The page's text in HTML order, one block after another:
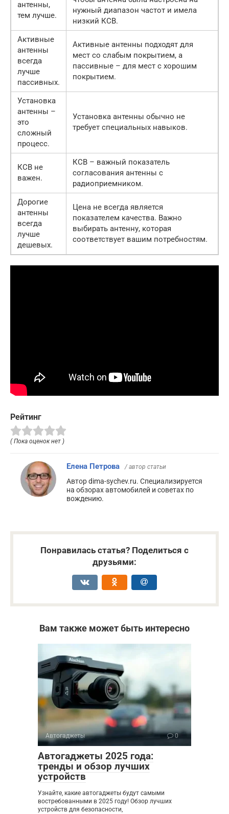
антенны,
тем лучше.
нужный диапазон частот и имела
низкий КСВ.
Активные
антенны
всегда
лучше
пассивных.
Активные антенны подходят для
мест со слабым покрытием, а
пассивные – для мест с хорошим
покрытием.
Установка
антенны –
это
сложный
процесс.
Установка антенны обычно не
требует специальных навыков.
КСВ не
важен.
КСВ – важный показатель
согласования антенны с
радиоприемником.
Дорогие
антенны
всегда
лучше
дешевых.
Цена не всегда является
показателем качества. Важно
выбирать антенну, которая
соответствует вашим потребностям.
Рейтинг
( Пока оценок нет )
Елена Петрова / автор статьи
Автор dima-sychev.ru. Специализируется
на обзорах автомобилей и советах по
вождению.
Понравилась статья? Поделиться с
друзьями:
Вам также может быть интересно
Автогаджеты 0
Автогаджеты 2025 года:
тренды и обзор лучших
устройств
Узнайте, какие автогаджеты будут самыми
востребованными в 2025 году! Обзор лучших
устройств для безопасности,